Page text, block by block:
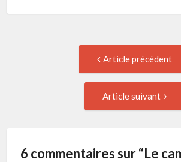
Navigation Article précédent
Article suivant
6 commentaires sur “Le